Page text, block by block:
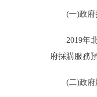
(一)政府
2019年北
府採購服務
(二)政府